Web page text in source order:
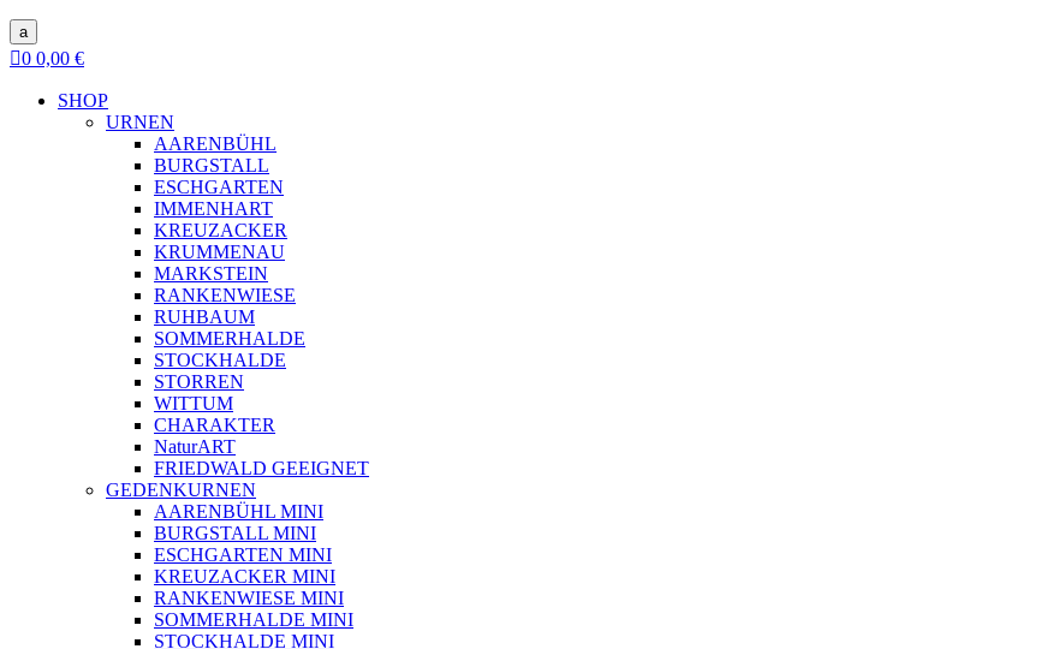
a
0 0,00 €
SHOP
URNEN
AARENBÜHL
BURGSTALL
ESCHGARTEN
IMMENHART
KREUZACKER
KRUMMENAU
MARKSTEIN
RANKENWIESE
RUHBAUM
SOMMERHALDE
STOCKHALDE
STORREN
WITTUM
CHARAKTER
NaturART
FRIEDWALD GEEIGNET
GEDENKURNEN
AARENBÜHL MINI
BURGSTALL MINI
ESCHGARTEN MINI
KREUZACKER MINI
RANKENWIESE MINI
SOMMERHALDE MINI
STOCKHALDE MINI